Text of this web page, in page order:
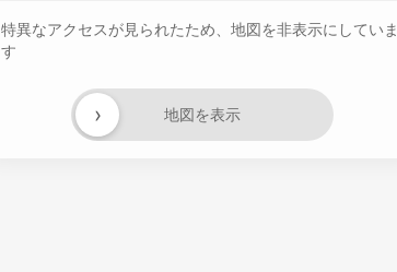
特異なアクセスが見られたため、地図を非表示にしていま
す
地図を表示
›